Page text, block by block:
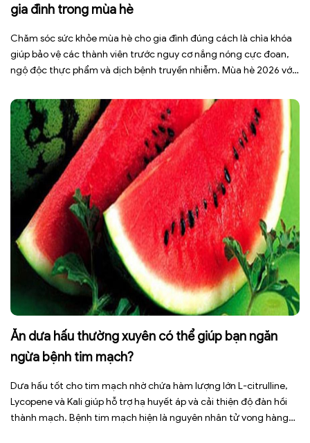
gia đình trong mùa hè
Chăm sóc sức khỏe mùa hè cho gia đình đúng cách là chìa khóa
giúp bảo vệ các thành viên trước nguy cơ nắng nóng cực đoan,
ngộ độc thực phẩm và dịch bệnh truyền nhiễm. Mùa hè 2026 với
sức […]
Ăn dưa hấu thường xuyên có thể giúp bạn ngăn
ngừa bệnh tim mạch?
Dưa hấu tốt cho tim mạch nhờ chứa hàm lượng lớn L-citrulline,
Lycopene và Kali giúp hỗ trợ hạ huyết áp và cải thiện độ đàn hồi
thành mạch. Bệnh tim mạch hiện là nguyên nhân tử vong hàng